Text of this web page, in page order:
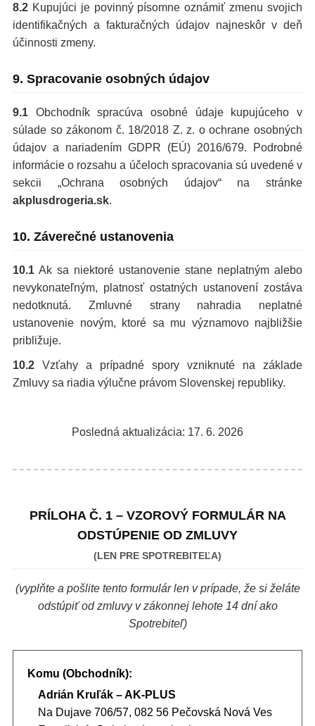
8.2 Kupujúci je povinný písomne oznámiť zmenu svojich
identifikačných a fakturačných údajov najneskôr v deň
účinnosti zmeny.
9. Spracovanie osobných údajov
9.1 Obchodník spracúva osobné údaje kupujúceho v
súlade so zákonom č. 18/2018 Z. z. o ochrane osobných
údajov a nariadením GDPR (EÚ) 2016/679. Podrobné
informácie o rozsahu a účeloch spracovania sú uvedené v
sekcii „Ochrana osobných údajov“ na stránke
akplusdrogeria.sk.
10. Záverečné ustanovenia
10.1 Ak sa niektoré ustanovenie stane neplatným alebo
nevykonateľným, platnosť ostatných ustanovení zostáva
nedotknutá. Zmluvné strany nahradia neplatné
ustanovenie novým, ktoré sa mu významovo najbližšie
približuje.
10.2 Vzťahy a prípadné spory vzniknuté na základe
Zmluvy sa riadia výlučne právom Slovenskej republiky.
Posledná aktualizácia: 17. 6. 2026
PRÍLOHA Č. 1 – VZOROVÝ FORMULÁR NA
ODSTÚPENIE OD ZMLUVY
(LEN PRE SPOTREBITEĽA)
(vyplňte a pošlite tento formulár len v prípade, že si želáte
odstúpiť od zmluvy v zákonnej lehote 14 dní ako
Spotrebiteľ)
Komu (Obchodník):
Adrián Kruľák – AK-PLUS
Na Dujave 706/57, 082 56 Pečovská Nová Ves